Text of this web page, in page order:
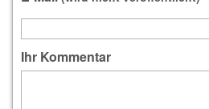
Ihr Kommentar